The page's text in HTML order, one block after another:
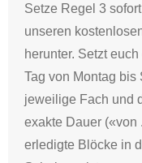
Setze Regel 3
unseren
herunter. Setzt
Tag von Montag
jeweilige Fach und
exakte Dauer («von
erledigte Blöcke in